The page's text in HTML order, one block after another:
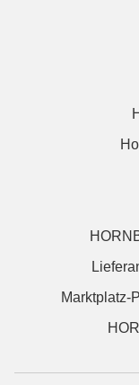
Marktplatz-